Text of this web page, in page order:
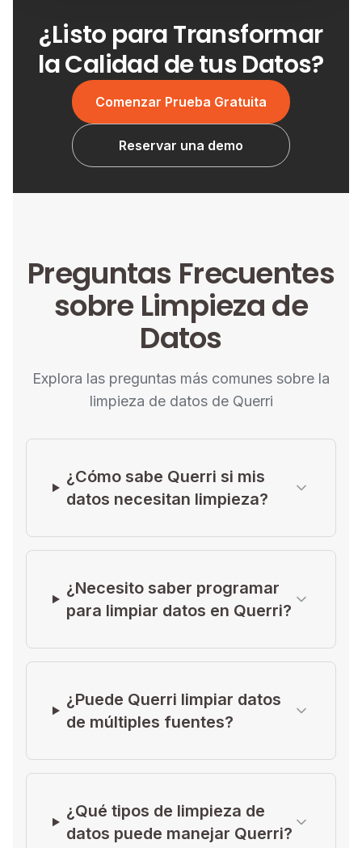
¿Listo para Transformar
la Calidad de tus Datos?
Comenzar Prueba Gratuita
Reservar una demo
Preguntas Frecuentes
sobre Limpieza de
Datos
Explora las preguntas más comunes sobre la
limpieza de datos de Querri
¿Cómo sabe Querri si mis
datos necesitan limpieza?
¿Necesito saber programar
para limpiar datos en Querri?
¿Puede Querri limpiar datos
de múltiples fuentes?
¿Qué tipos de limpieza de
datos puede manejar Querri?